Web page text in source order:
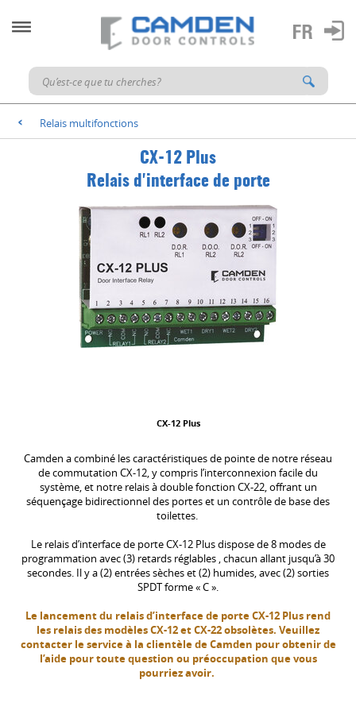
< Relais multifonctions
CX-12 Plus
Relais d'interface de porte
CX-12 Plus
Camden a combiné les caractéristiques de pointe de notre réseau
de commutation CX-12, y compris l’interconnexion facile du
système, et notre relais à double fonction CX-22, offrant un
séquençage bidirectionnel des portes et un contrôle de base des
toilettes.
Le relais d’interface de porte CX-12 Plus dispose de 8 modes de
programmation avec (3) retards réglables , chacun allant jusqu’à 30
secondes. Il y a (2) entrées sèches et (2) humides, avec (2) sorties
SPDT forme « C ».
Le lancement du relais d’interface de porte CX-12 Plus rend
les relais des modèles CX-12 et CX-22 obsolètes. Veuillez
contacter le service à la clientèle de Camden pour obtenir de
l’aide pour toute question ou préoccupation que vous
pourriez avoir.